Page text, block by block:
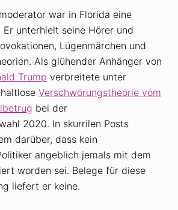
war in Florida eine
Er unterhielt seine Hörer und
Lügenmärchen und
Als glühender Anhänger von
Trump verbreitete unter
Verschwörungstheorie vom
bei der
2020. In skurrilen Posts
darüber, dass kein
angeblich jemals mit dem
worden sei. Belege für diese
liefert er keine.